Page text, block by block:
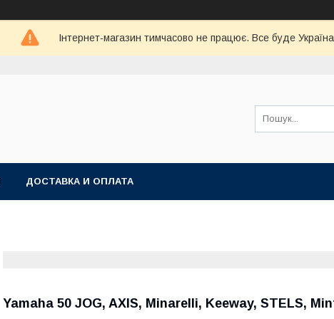
Інтернет-магазин тимчасово не працює. Все буде
ДОСТАВКА И ОПЛАТА
Yamaha 50 JOG, AXIS, Minarelli, Keeway, STELS,